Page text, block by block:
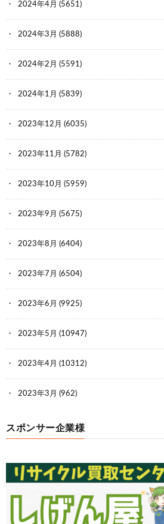
2024年4月 (5651)
2024年3月 (5888)
2024年2月 (5591)
2024年1月 (5839)
2023年12月 (6035)
2023年11月 (5782)
2023年10月 (5959)
2023年9月 (5675)
2023年8月 (6404)
2023年7月 (6504)
2023年6月 (9925)
2023年5月 (10947)
2023年4月 (10312)
2023年3月 (962)
スポンサー企業様